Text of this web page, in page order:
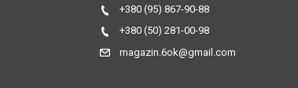
+380 (95) 867-90-88
+380 (50) 281-00-98
magazin.6ok@gmail.com